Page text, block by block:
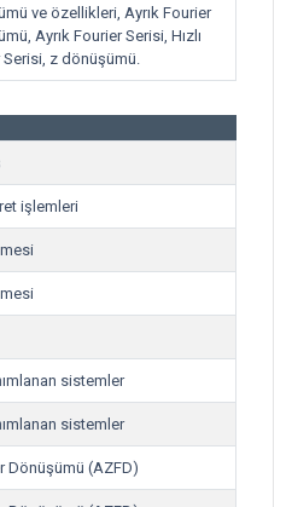
ve özellikleri, Ayrık Fourier
Ayrık Fourier Serisi, Hızlı
Serisi, z dönüşümü.
işlemleri
sistemler
sistemler
Dönüşümü (AZFD)